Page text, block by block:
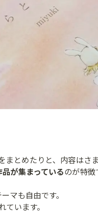
とめたりと、内容はさま
が集まっているのが特徴
マも自由です。
います。